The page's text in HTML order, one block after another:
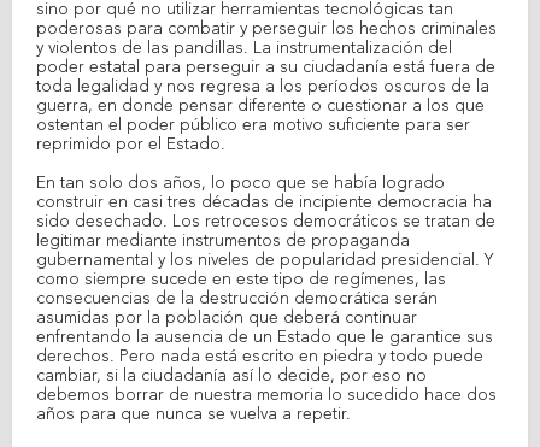
sino por qué no utilizar herramientas tecnológicas tan
poderosas para combatir y perseguir los hechos criminales
y violentos de las pandillas. La instrumentalización del
poder estatal para perseguir a su ciudadanía está fuera de
toda legalidad y nos regresa a los períodos oscuros de la
guerra, en donde pensar diferente o cuestionar a los que
ostentan el poder público era motivo suficiente para ser
reprimido por el Estado.
En tan solo dos años, lo poco que se había logrado
construir en casi tres décadas de incipiente democracia ha
sido desechado. Los retrocesos democráticos se tratan de
legitimar mediante instrumentos de propaganda
gubernamental y los niveles de popularidad presidencial. Y
como siempre sucede en este tipo de regímenes, las
consecuencias de la destrucción democrática serán
asumidas por la población que deberá continuar
enfrentando la ausencia de un Estado que le garantice sus
derechos. Pero nada está escrito en piedra y todo puede
cambiar, si la ciudadanía así lo decide, por eso no
debemos borrar de nuestra memoria lo sucedido hace dos
años para que nunca se vuelva a repetir.